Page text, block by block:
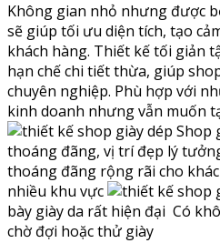
Không gian nhỏ nhưng được
sẽ giúp tối ưu diện tích, tạo
khách hàng. Thiết kế tối giản
hạn chế chi tiết thừa, giúp
chuyên nghiệp. Phù hợp với
kinh doanh nhưng vẫn muốn
Shop
thoáng đãng, vị trí đẹp lý
thoáng đãng rộng rãi cho
nhiều khu vực
bày giày da rất hiện đại Có
chờ đợi hoặc thử giày